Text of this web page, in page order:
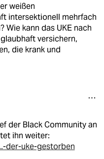
weißen
intersektionell mehrfach
Wie kann das UKE nach
versichern,
die krank und
der Black Community an
ihn weiter:
der-uke-gestorben